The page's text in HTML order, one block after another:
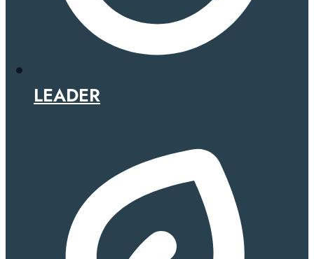
LEADER